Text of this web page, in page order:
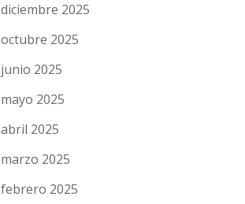
diciembre 2025
octubre 2025
junio 2025
mayo 2025
abril 2025
marzo 2025
febrero 2025